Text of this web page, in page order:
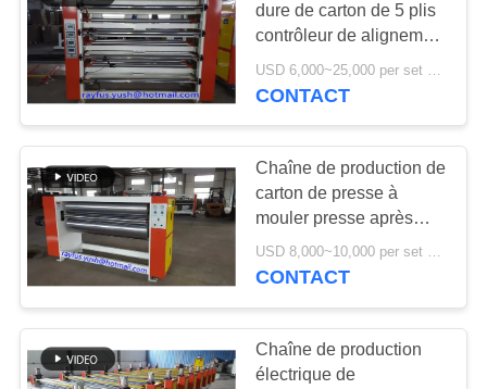
PLAN
DU
SITE
PRIVACY
POLICY
dure de carton de 5 plis
contrôleur de alignement
de bord de papier
USD 6,000~25,000 per set MOQ:1 ensemble
CONTACT
Chaîne de production de
carton de presse à
mouler presse après
rendement élevé collé
USD 8,000~10,000 per set MOQ:1 ensemble
CONTACT
Chaîne de production
électrique de